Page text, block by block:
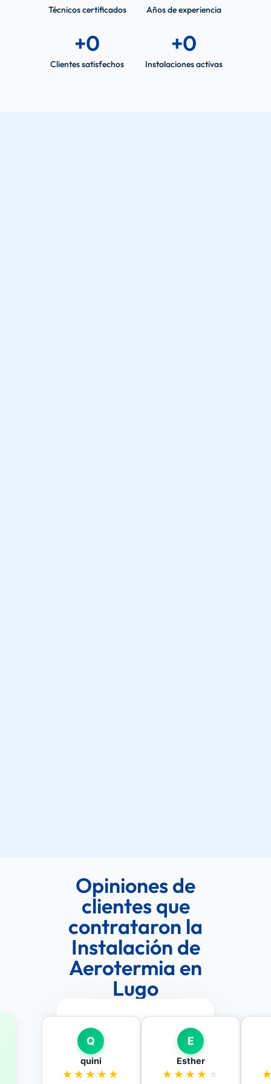
Técnicos certificados Años de experiencia
Clientes satisfechos
+0
Instalaciones activas
+0
Opiniones de
clientes que
contrataron la
Instalación de
Aerotermia en
Lugo